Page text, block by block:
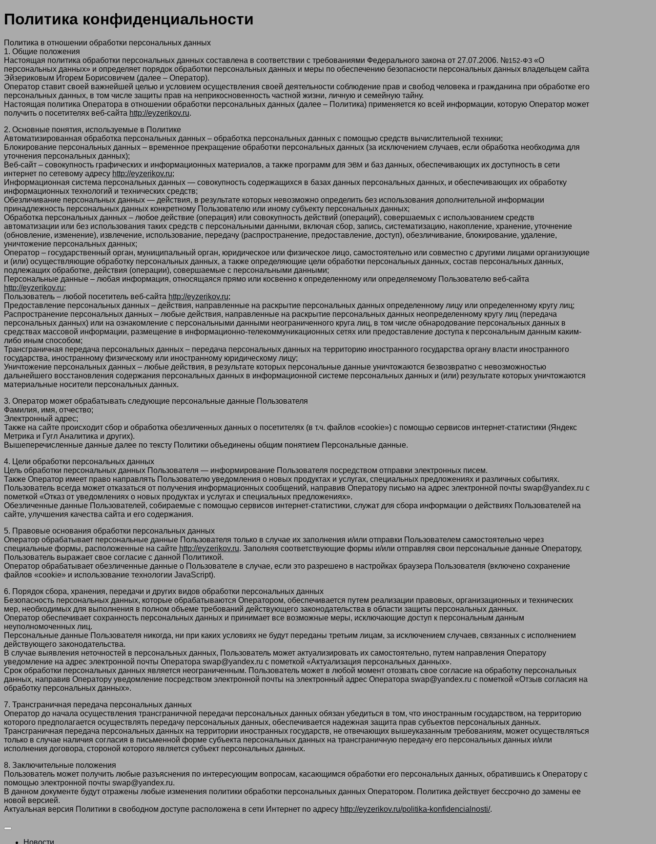
Политика конфиденциальности
Политика в отношении обработки персональных данных
1. Общие положения
Настоящая политика обработки персональных данных составлена в соответствии с требованиями Федерального закона от 27.07.2006. №152-ФЗ «О
персональных данных» и определяет порядок обработки персональных данных и меры по обеспечению безопасности персональных данных владельцем сайта
Эйзериковым Игорем Борисовичем (далее – Оператор).
Оператор ставит своей важнейшей целью и условием осуществления своей деятельности соблюдение прав и свобод человека и гражданина при обработке его
персональных данных, в том числе защиты прав на неприкосновенность частной жизни, личную и семейную тайну.
Настоящая политика Оператора в отношении обработки персональных данных (далее – Политика) применяется ко всей информации, которую Оператор может
получить о посетителях веб-сайта http://eyzerikov.ru.
2. Основные понятия, используемые в Политике
Автоматизированная обработка персональных данных – обработка персональных данных с помощью средств вычислительной техники;
Блокирование персональных данных – временное прекращение обработки персональных данных (за исключением случаев, если обработка необходима для
уточнения персональных данных);
Веб-сайт – совокупность графических и информационных материалов, а также программ для ЭВМ и баз данных, обеспечивающих их доступность в сети
интернет по сетевому адресу http://eyzerikov.ru;
Информационная система персональных данных — совокупность содержащихся в базах данных персональных данных, и обеспечивающих их обработку
информационных технологий и технических средств;
Обезличивание персональных данных — действия, в результате которых невозможно определить без использования дополнительной информации
принадлежность персональных данных конкретному Пользователю или иному субъекту персональных данных;
Обработка персональных данных – любое действие (операция) или совокупность действий (операций), совершаемых с использованием средств
автоматизации или без использования таких средств с персональными данными, включая сбор, запись, систематизацию, накопление, хранение, уточнение
(обновление, изменение), извлечение, использование, передачу (распространение, предоставление, доступ), обезличивание, блокирование, удаление,
уничтожение персональных данных;
Оператор – государственный орган, муниципальный орган, юридическое или физическое лицо, самостоятельно или совместно с другими лицами организующие
и (или) осуществляющие обработку персональных данных, а также определяющие цели обработки персональных данных, состав персональных данных,
подлежащих обработке, действия (операции), совершаемые с персональными данными;
Персональные данные – любая информация, относящаяся прямо или косвенно к определенному или определяемому Пользователю веб-сайта
http://eyzerikov.ru;
Пользователь – любой посетитель веб-сайта http://eyzerikov.ru;
Предоставление персональных данных – действия, направленные на раскрытие персональных данных определенному лицу или определенному кругу лиц;
Распространение персональных данных – любые действия, направленные на раскрытие персональных данных неопределенному кругу лиц (передача
персональных данных) или на ознакомление с персональными данными неограниченного круга лиц, в том числе обнародование персональных данных в
средствах массовой информации, размещение в информационно-телекоммуникационных сетях или предоставление доступа к персональным данным каким-
либо иным способом;
Трансграничная передача персональных данных – передача персональных данных на территорию иностранного государства органу власти иностранного
государства, иностранному физическому или иностранному юридическому лицу;
Уничтожение персональных данных – любые действия, в результате которых персональные данные уничтожаются безвозвратно с невозможностью
дальнейшего восстановления содержания персональных данных в информационной системе персональных данных и (или) результате которых уничтожаются
материальные носители персональных данных.
3. Оператор может обрабатывать следующие персональные данные Пользователя
Фамилия, имя, отчество;
Электронный адрес;
Также на сайте происходит сбор и обработка обезличенных данных о посетителях (в т.ч. файлов «cookie») с помощью сервисов интернет-статистики (Яндекс
Метрика и Гугл Аналитика и других).
Вышеперечисленные данные далее по тексту Политики объединены общим понятием Персональные данные.
4. Цели обработки персональных данных
Цель обработки персональных данных Пользователя — информирование Пользователя посредством отправки электронных писем.
Также Оператор имеет право направлять Пользователю уведомления о новых продуктах и услугах, специальных предложениях и различных событиях.
Пользователь всегда может отказаться от получения информационных сообщений, направив Оператору письмо на адрес электронной почты swap@yandex.ru с
пометкой «Отказ от уведомлениях о новых продуктах и услугах и специальных предложениях».
Обезличенные данные Пользователей, собираемые с помощью сервисов интернет-статистики, служат для сбора информации о действиях Пользователей на
сайте, улучшения качества сайта и его содержания.
5. Правовые основания обработки персональных данных
Оператор обрабатывает персональные данные Пользователя только в случае их заполнения и/или отправки Пользователем самостоятельно через
специальные формы, расположенные на сайте http://eyzerikov.ru. Заполняя соответствующие формы и/или отправляя свои персональные данные Оператору,
Пользователь выражает свое согласие с данной Политикой.
Оператор обрабатывает обезличенные данные о Пользователе в случае, если это разрешено в настройках браузера Пользователя (включено сохранение
файлов «cookie» и использование технологии JavaScript).
6. Порядок сбора, хранения, передачи и других видов обработки персональных данных
Безопасность персональных данных, которые обрабатываются Оператором, обеспечивается путем реализации правовых, организационных и технических
мер, необходимых для выполнения в полном объеме требований действующего законодательства в области защиты персональных данных.
Оператор обеспечивает сохранность персональных данных и принимает все возможные меры, исключающие доступ к персональным данным
неуполномоченных лиц.
Персональные данные Пользователя никогда, ни при каких условиях не будут переданы третьим лицам, за исключением случаев, связанных с исполнением
действующего законодательства.
В случае выявления неточностей в персональных данных, Пользователь может актуализировать их самостоятельно, путем направления Оператору
уведомление на адрес электронной почты Оператора swap@yandex.ru с пометкой «Актуализация персональных данных».
Срок обработки персональных данных является неограниченным. Пользователь может в любой момент отозвать свое согласие на обработку персональных
данных, направив Оператору уведомление посредством электронной почты на электронный адрес Оператора swap@yandex.ru с пометкой «Отзыв согласия на
обработку персональных данных».
7. Трансграничная передача персональных данных
Оператор до начала осуществления трансграничной передачи персональных данных обязан убедиться в том, что иностранным государством, на территорию
которого предполагается осуществлять передачу персональных данных, обеспечивается надежная защита прав субъектов персональных данных.
Трансграничная передача персональных данных на территории иностранных государств, не отвечающих вышеуказанным требованиям, может осуществляться
только в случае наличия согласия в письменной форме субъекта персональных данных на трансграничную передачу его персональных данных и/или
исполнения договора, стороной которого является субъект персональных данных.
8. Заключительные положения
Пользователь может получить любые разъяснения по интересующим вопросам, касающимся обработки его персональных данных, обратившись к Оператору с
помощью электронной почты swap@yandex.ru.
В данном документе будут отражены любые изменения политики обработки персональных данных Оператором. Политика действует бессрочно до замены ее
новой версией.
Актуальная версия Политики в свободном доступе расположена в сети Интернет по адресу http://eyzerikov.ru/politika-konfidencialnosti/.